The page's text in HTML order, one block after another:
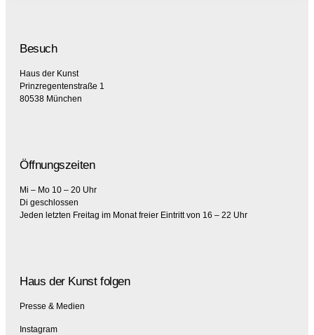
Besuch
Haus der Kunst
Prinzregentenstraße 1
80538 München
Öffnungszeiten
Mi – Mo 10 – 20 Uhr
Di geschlossen
Jeden letzten Freitag im Monat freier Eintritt von 16 – 22 Uhr
Haus der Kunst folgen
Presse & Medien
Instagram